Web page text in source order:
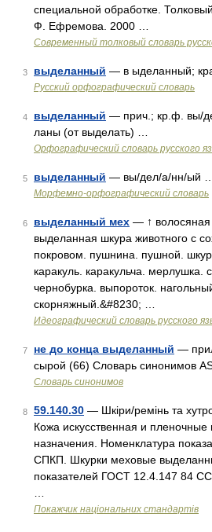
специальной обработке.
Ф. Ефремова. 2000 …
Современный толковый словарь
3 выделанный — в ыделанный;
Русский орфографический словарь
4 выделанный — прич.; кр.ф. вы/
ланы (от выделать) …
Орфографический словарь русского
5 выделанный — вы/дел/а/нн/ый …
Морфемно-орфографический словарь
6 выделанный мех — ↑ волосяная
выделанная шкура животного с
покровом. пушнина. пушной.
каракуль. каракульча. мерлушка.
чернобурка. выпороток.
скорняжный.&#8230; …
Идеографический словарь русского
7 не до конца выделанный —
сырой (66) Словарь синонимов
Словарь синонимов
8 59.140.30 — Шкіри/ремінь та
Кожа искусственная и пленочные
назначения. Номенклатура
СПКП. Шкурки меховые
показателей ГОСТ 12.4.147 84
Покажчик національних стандартів